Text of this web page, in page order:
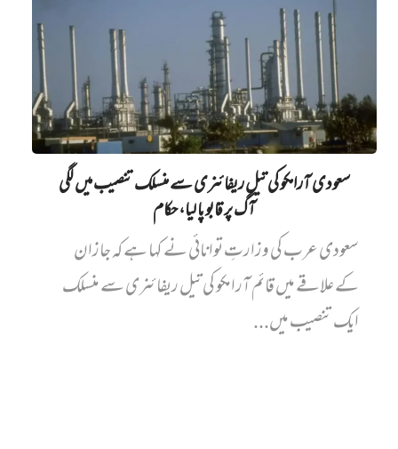
سعودی آرامکو کی تیل ریفائنری سے منسلک تنصیب میں‌ لگی
آگ پر قابو پا لیا، حکام
سعودی عرب کی وزارتِ توانائی نے کہا ہے کہ جازان
کے علاقے میں قائم آرامکو کی تیل ریفائنری سے منسلک
ایک تنصیب میں...